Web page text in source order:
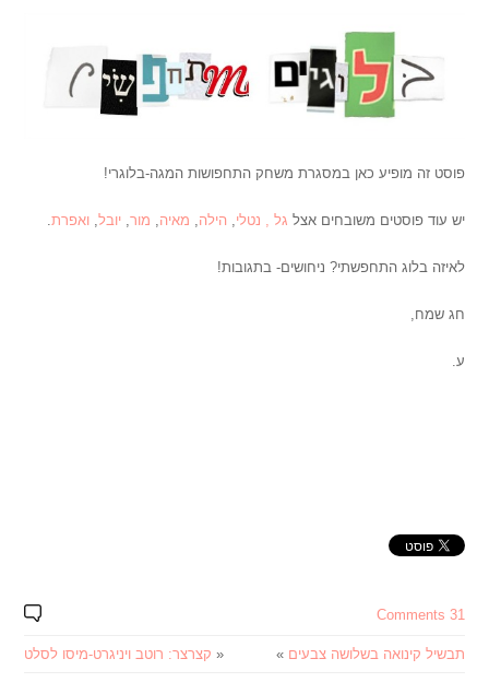
פוסט זה מופיע כאן במסגרת משחק התחפושות המגה-בלוגרי!
יש עוד פוסטים משובחים אצל גל , נטלי ,הילה מאיה מור ,יובל ,ואפרת
לאיזה בלוג התחפשתי? ניחושים- בתגובות!
חג שמח,
ע.
31 Comments
« קצרצר: רוטב ויניגרט-מיסו לסלט תבשיל קינואה בשלושה צבעים »